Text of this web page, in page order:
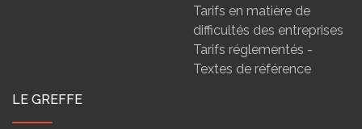
Tarifs en matière de
difficultés des entreprises
Tarifs réglementés -
Textes de référence
LE GREFFE